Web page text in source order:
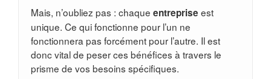
Mais, n’oubliez pas : chaque entreprise est
unique. Ce qui fonctionne pour l’un ne
fonctionnera pas forcément pour l’autre. Il est
donc vital de peser ces bénéfices à travers le
prisme de vos besoins spécifiques.